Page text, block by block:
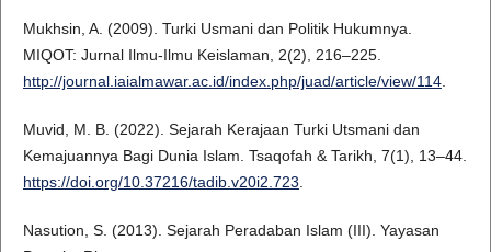
Mukhsin, A. (2009). Turki Usmani dan Politik Hukumnya.
MIQOT: Jurnal Ilmu-Ilmu Keislaman, 2(2), 216–225.
http://journal.iaialmawar.ac.id/index.php/juad/article/view/114.
Muvid, M. B. (2022). Sejarah Kerajaan Turki Utsmani dan
Kemajuannya Bagi Dunia Islam. Tsaqofah & Tarikh, 7(1), 13–44.
https://doi.org/10.37216/tadib.v20i2.723.
Nasution, S. (2013). Sejarah Peradaban Islam (III). Yayasan